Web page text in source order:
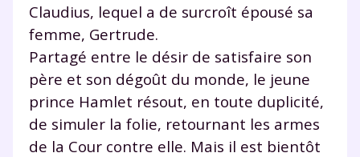
Claudius, lequel a de surcroît épousé sa
femme, Gertrude.
Partagé entre le désir de satisfaire son
père et son dégoût du monde, le jeune
prince Hamlet résout, en toute duplicité,
de simuler la folie, retournant les armes
de la Cour contre elle. Mais il est bientôt